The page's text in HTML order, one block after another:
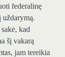
federalinę
kad
šį vakarą
jam tereikia